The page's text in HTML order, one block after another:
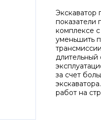
Экскаватор
показатели
комплексе
уменьшить
длительный
за счет
работ на